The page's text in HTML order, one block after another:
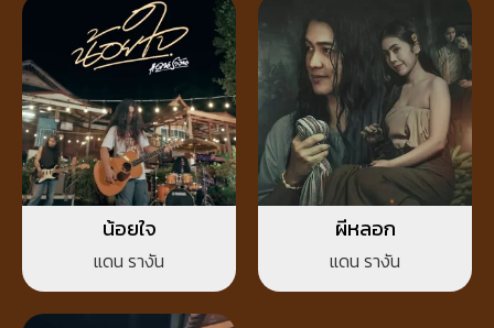
น้อยใจ
แดน รางัน
ผีหลอก
แดน รางัน